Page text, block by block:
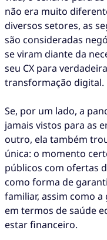
não era muito
diversos setores, as
são consideradas
se viram diante da
seu CX para
transformação digital.
Se, por um lado, a
jamais vistos para as
outro, ela também
única: o momento
públicos com ofertas
como forma de
familiar, assim como
em termos de saúde
estar financeiro.